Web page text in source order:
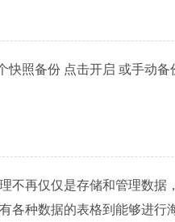
快照备份 点击开启 或手动备
不再仅仅是存储和管理数据
各种数据的表格到能够进行